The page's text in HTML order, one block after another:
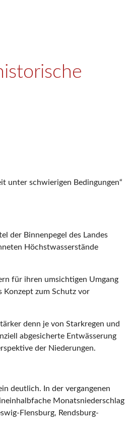
unter schwierigen Bedingungen“
der Binnenpegel des Landes
Höchstwasserstände
für ihren umsichtigen Umgang
zum Schutz vor
denn je von Starkregen und
abgesicherte Entwässerung
der Niederungen.
deutlich. In der vergangenen
Monatsniederschlag
Flensburg, Rendsburg-